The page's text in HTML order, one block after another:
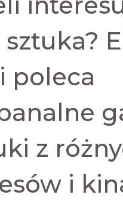
sztuka?
poleca
z
i